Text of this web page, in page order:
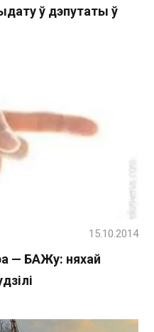
ў дэпутаты ў
— БАЖу: няхай
15.10.2014